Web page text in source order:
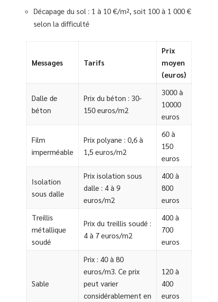
Décapage du sol : 1 à 10 €/m², soit 100 à 1 000 €
selon la difficulté
Messages Tarifs
Prix
moyen
(euros)
Dalle de
béton
Prix du béton : 30-
150 euros/m2
3000 à
10000
euros
Film
imperméable
Prix polyane : 0,6 à
1,5 euros/m2
60 à
150
euros
Isolation
sous dalle
Prix isolation sous
dalle : 4 à 9
euros/m2
400 à
800
euros
Treillis
métallique
soudé
Prix du treillis soudé :
4 à 7 euros/m2
400 à
700
euros
Sable
Prix : 40 à 80
euros/m3. Ce prix
peut varier
considérablement en
120 à
400
euros